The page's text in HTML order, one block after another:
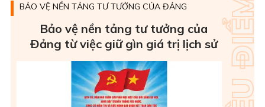
BẢO VỆ NỀN TẢNG TƯ TƯỞNG CỦA ĐẢNG
Bảo vệ nền tảng tư tưởng của
Ðảng từ việc giữ gìn giá trị lịch sử